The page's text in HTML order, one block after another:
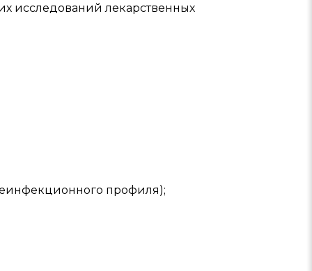
исследований лекарственных
профиля);